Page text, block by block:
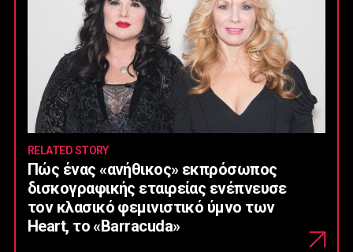
RELATED STORY
Πώς ένας «ανήθικος» εκπρόσωπος
δισκογραφικής εταιρείας ενέπνευσε
τον κλασικό φεμινιστικό ύμνο των
Heart, το «Barracuda»